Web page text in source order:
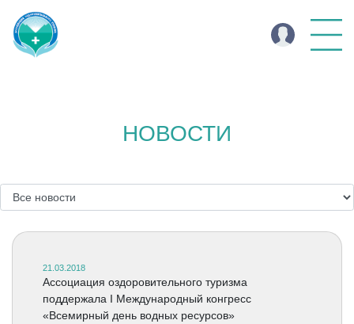
НОВОСТИ
21.03.2018
Ассоциация оздоровительного туризма
поддержала I Международный конгресс
«Всемирный день водных ресурсов»